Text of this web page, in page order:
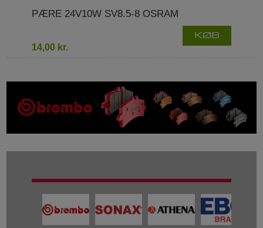
PÆRE 24V10W SV8.5-8 OSRAM
14,00 kr.
KØB